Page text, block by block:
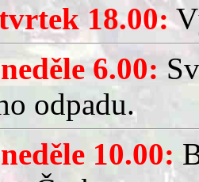
18.00:
6.00:
odpadu.
10.00: